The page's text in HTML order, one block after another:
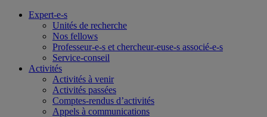
Expert-e-s
Unités de recherche
Nos fellows
Professeur-e-s et chercheur-euse-s associé-e-s
Service-conseil
Activités
Activités à venir
Activités passées
Comptes-rendus d’activités
Appels à communications